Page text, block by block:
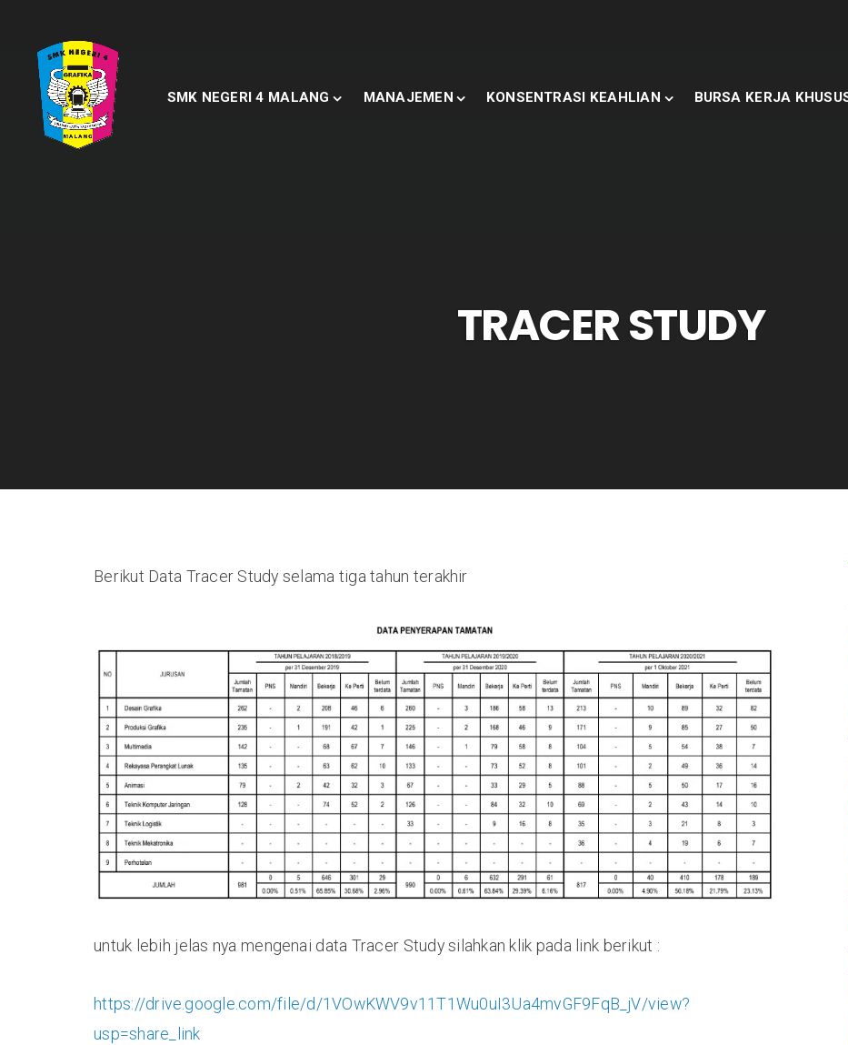
SMK NEGERI 4 MALANG MANAJEMEN KONSENTRASI KEAHLIAN BURSA KERJA
TRACER STUDY
Berikut Data Tracer Study selama tiga tahun terakhir
untuk lebih jelas nya mengenai data Tracer Study silahkan klik pada link berikut :
https://drive.google.com/file/d/1VOwKWV9v11T1Wu0uI3Ua4mvGF9FqB_jV/view?
usp=share_link